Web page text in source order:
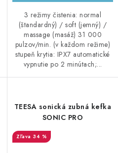
3 režimy čistenia: normal
(štandardný) / soft (jemný) /
massage (masáž) 31 000
pulzov/min. (v každom režime)
stupeň krytia: IPX7 automatické
vypnutie po 2 minútach;...
TEESA sonická zubná kefka
SONIC PRO
34 %